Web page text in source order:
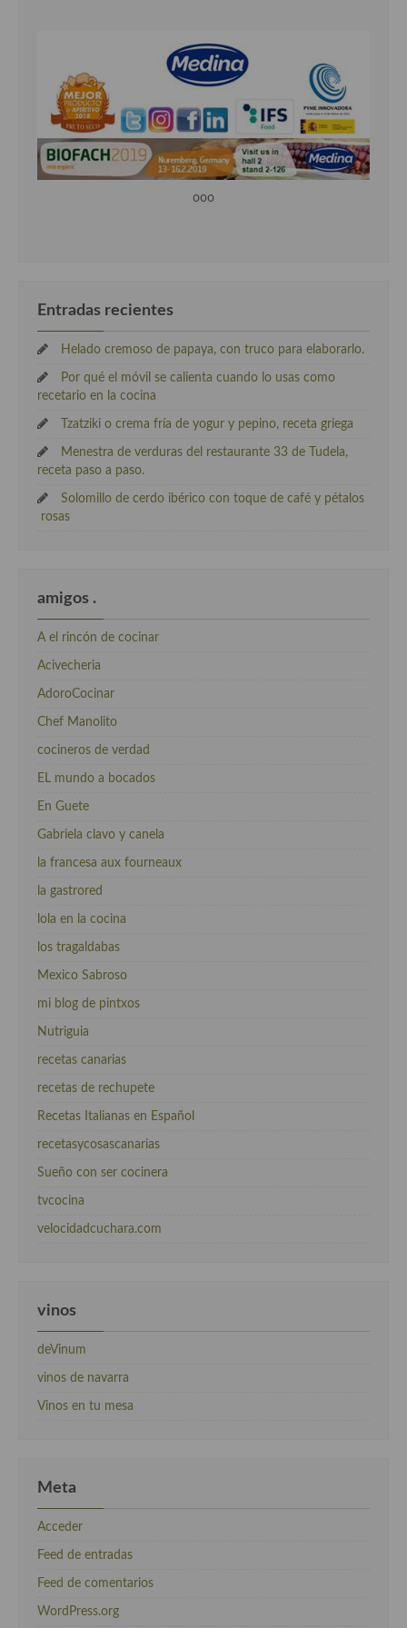
ooo
Entradas recientes
Helado cremoso de papaya, con truco para elaborarlo.
Por qué el móvil se calienta cuando lo usas como
recetario en la cocina
Tzatziki o crema fría de yogur y pepino, receta griega
Menestra de verduras del restaurante 33 de Tudela,
receta paso a paso.
Solomillo de cerdo ibérico con toque de café y pétalos
rosas
amigos .
A el rincón de cocinar
Acivecheria
AdoroCocinar
Chef Manolito
cocineros de verdad
EL mundo a bocados
En Guete
Gabriela clavo y canela
la francesa aux fourneaux
la gastrored
lola en la cocina
los tragaldabas
Mexico Sabroso
mi blog de pintxos
Nutriguia
recetas canarias
recetas de rechupete
Recetas Italianas en Español
recetasycosascanarias
Sueño con ser cocinera
tvcocina
velocidadcuchara.com
vinos
deVinum
vinos de navarra
Vinos en tu mesa
Meta
Acceder
Feed de entradas
Feed de comentarios
WordPress.org